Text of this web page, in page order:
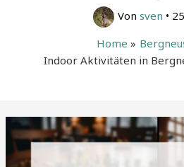
Von sven •
Home
Indoor Aktivitäten in